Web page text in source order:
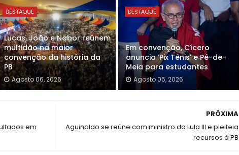
DESTAQUE
Lucas, João e Nabor reúnem
multidão na maior
convenção da história da
PB
Agosto 06, 2026
DESTAQUE
Em convenção, Cícero
anuncia ‘Pix Tênis’ e Pé-de-
Meia para estudantes
Agosto 05, 2026
PRÓXIMA
Aguinaldo se reúne com ministro do Lula III e pleiteia
recursos à PB
em